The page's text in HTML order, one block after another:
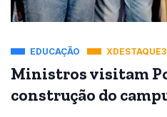
EDUCAÇÃO XDESTAQUE3
Ministros visitam
construção do